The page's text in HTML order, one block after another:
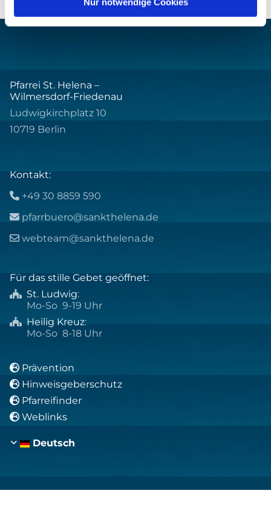
Pfarrei St. Helena –
Wilmersdorf-Friedenau
Ludwigkirchplatz 10
10719 Berlin
Kontakt:
 +49 30 8859 590
 pfarrbuero@sankthelena.de
 webteam@sankthelena.de
Für das stille Gebet geöffnet:
 St. Ludwig:
Mo-So 9-19 Uhr
 Heilig Kreuz:
Mo-So 8-18 Uhr
 Prävention
 Hinweisgeberschutz
 Pfarreifinder
 Weblinks
Deutsch